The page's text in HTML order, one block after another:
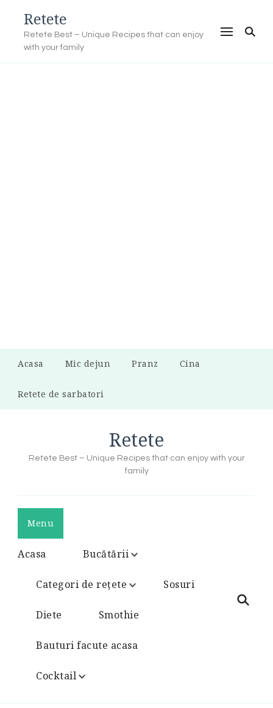
Retete
Retete Best – Unique Recipes that can enjoy
with your family
Acasa Mic dejun Pranz Cina
Retete de sarbatori
Retete
Retete Best – Unique Recipes that can enjoy with your
family
Menu
Acasa Bucătării
Categori de rețete Sosuri
Diete Smothie
Bauturi facute acasa
Cocktail